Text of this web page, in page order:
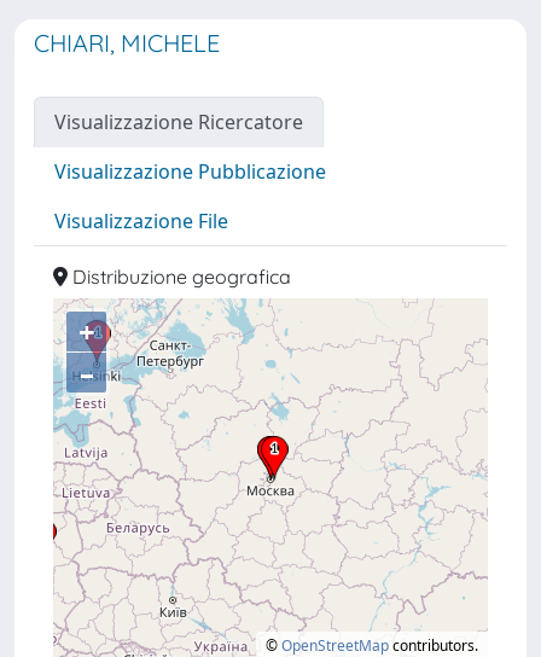
CHIARI, MICHELE
Visualizzazione Ricercatore
Visualizzazione Pubblicazione
Visualizzazione File
Distribuzione geografica
+
–
©OpenStreetMapcontributors.